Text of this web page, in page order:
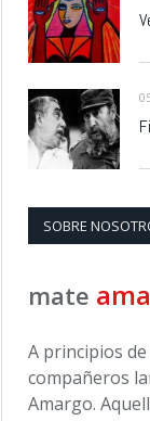
SOBRE
mate
A principios
compañeros
Amargo.